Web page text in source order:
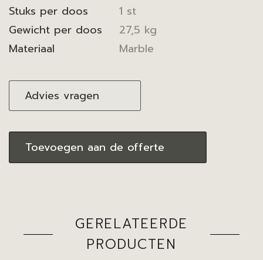
Stuks per doos
1 st
Gewicht per doos
27,5 kg
Materiaal
Marble
Advies vragen
Toevoegen aan de offerte
GERELATEERDE
PRODUCTEN